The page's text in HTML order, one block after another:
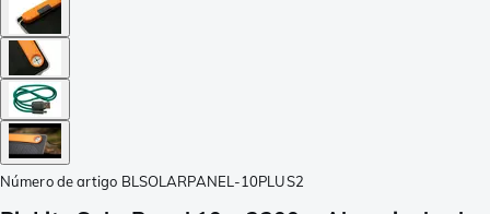
Número de artigo BLSOLARPANEL-10PLUS2